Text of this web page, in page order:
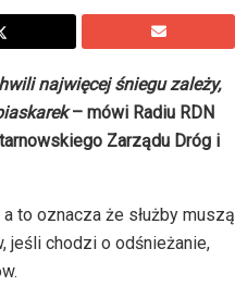
najwięcej śniegu zależy,
– mówi Radiu RDN
Zarządu Dróg i
to oznacza że służby muszą
jeśli chodzi o odśnieżanie,